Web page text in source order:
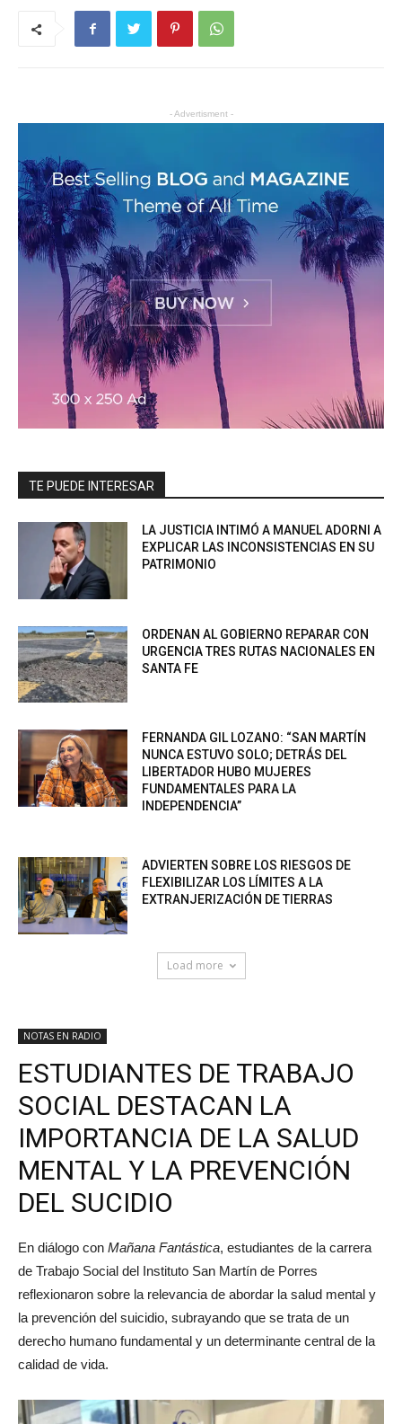
- Advertisment -
TE PUEDE INTERESAR
LA JUSTICIA INTIMÓ A MANUEL ADORNI A
EXPLICAR LAS INCONSISTENCIAS EN SU
PATRIMONIO
ORDENAN AL GOBIERNO REPARAR CON
URGENCIA TRES RUTAS NACIONALES EN
SANTA FE
FERNANDA GIL LOZANO: “SAN MARTÍN
NUNCA ESTUVO SOLO; DETRÁS DEL
LIBERTADOR HUBO MUJERES
FUNDAMENTALES PARA LA
INDEPENDENCIA”
ADVIERTEN SOBRE LOS RIESGOS DE
FLEXIBILIZAR LOS LÍMITES A LA
EXTRANJERIZACIÓN DE TIERRAS
Load more